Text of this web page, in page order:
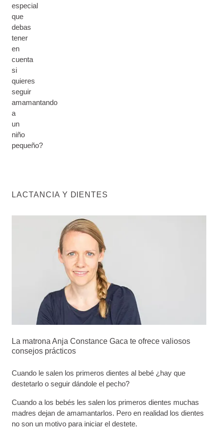
especial
que
debas
tener
en
cuenta
si
quieres
seguir
amamantando
a
un
niño
pequeño?
LACTANCIA Y DIENTES
La matrona Anja Constance Gaca te ofrece valiosos
consejos prácticos
Cuando le salen los primeros dientes al bebé ¿hay que
destetarlo o seguir dándole el pecho?
Cuando a los bebés les salen los primeros dientes muchas
madres dejan de amamantarlos. Pero en realidad los dientes
no son un motivo para iniciar el destete.